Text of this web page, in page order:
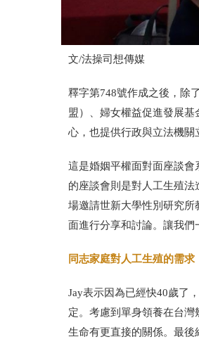
文/法操司想傳媒
釋字第748號作成之後，除
盟）、婦女權益促進發展
心，也提供行政與立法機關
這是婚姻平權面對面座談
的座談會則是對人工生殖
場邀請世新大學性別研究
面進行分享和討論。讓我們
同志家庭對人工生殖的需求
Jay表示因為已經快40歲了
定。考慮到單身領養在台
生命有更直接的關係。最